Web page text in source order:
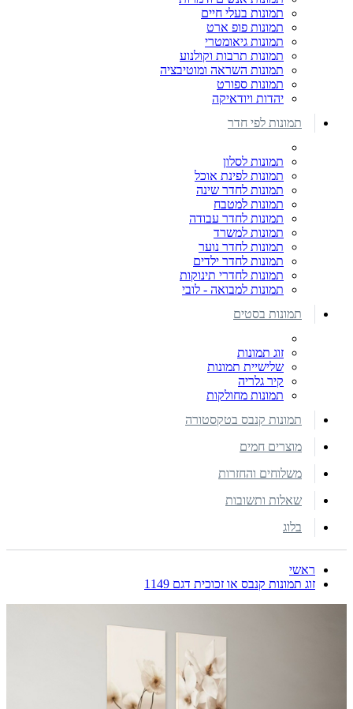
תמונות בעלי חיים
תמונות פופ ארט
תמונות גיאומטרי
תמונות תרבות וקולנוע
תמונות השראה ומוטיבציה
תמונות ספורט
יהדות ויודאיקה
תמונות לפי חדר
תמונות לסלון
תמונות לפינת אוכל
תמונות לחדר שינה
תמונות למטבח
תמונות לחדר עבודה
תמונות למשרד
תמונות לחדר נוער
תמונות לחדר ילדים
תמונות לחדרי תינוקות
תמונות למבואה - לובי
תמונות בסטים
זוג תמונות
שלישיית תמונות
קיר גלריה
תמונות מחולקות
תמונות קנבס בטקסטורה
מוצרים חמים
משלוחים והחזרות
שאלות ותשובות
בלוג
ראשי
זוג תמונות קנבס או זכוכית דגם 1149